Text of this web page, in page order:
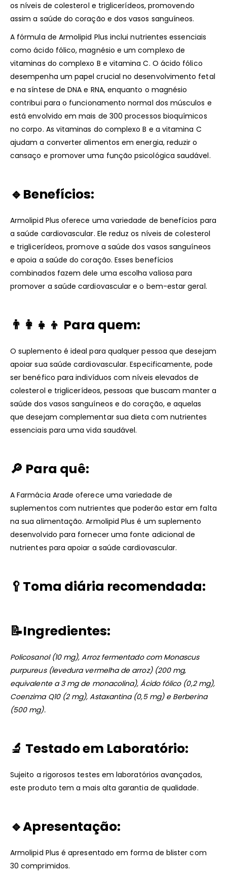
os níveis de colesterol e triglicerídeos, promovendo
assim a saúde do coração e dos vasos sanguíneos.
A fórmula de Armolipid Plus inclui nutrientes essenciais
como ácido fólico, magnésio e um complexo de
vitaminas do complexo B e vitamina C. O ácido fólico
desempenha um papel crucial no desenvolvimento fetal
e na síntese de DNA e RNA, enquanto o magnésio
contribui para o funcionamento normal dos músculos e
está envolvido em mais de 300 processos bioquímicos
no corpo. As vitaminas do complexo B e a vitamina C
ajudam a converter alimentos em energia, reduzir o
cansaço e promover uma função psicológica saudável.
🔹Benefícios:
Armolipid Plus oferece uma variedade de benefícios para
a saúde cardiovascular. Ele reduz os níveis de colesterol
e triglicerídeos, promove a saúde dos vasos sanguíneos
e apoia a saúde do coração. Esses benefícios
combinados fazem dele uma escolha valiosa para
promover a saúde cardiovascular e o bem-estar geral.
👨‍👩‍👧‍👦 Para quem:
O suplemento é ideal para qualquer pessoa que desejam
apoiar sua saúde cardiovascular. Especificamente, pode
ser benéfico para indivíduos com níveis elevados de
colesterol e triglicerídeos, pessoas que buscam manter a
saúde dos vasos sanguíneos e do coração, e aquelas
que desejam complementar sua dieta com nutrientes
essenciais para uma vida saudável.
🔎 Para quê:
A Farmácia Arade oferece uma variedade de
suplementos com nutrientes que poderão estar em falta
na sua alimentação. Armolipid Plus é um suplemento
desenvolvido para fornecer uma fonte adicional de
nutrientes para apoiar a saúde cardiovascular.
🥄Toma diária recomendada:
📝Ingredientes:
Policosanol (10 mg), Arroz fermentado com Monascus
purpureus (levedura vermelha de arroz) (200 mg,
equivalente a 3 mg de monacolina), Ácido fólico (0,2 mg),
Coenzima Q10 (2 mg), Astaxantina (0,5 mg) e Berberina
(500 mg).
🔬 Testado em Laboratório:
Sujeito a rigorosos testes em laboratórios avançados,
este produto tem a mais alta garantia de qualidade.
🔹Apresentação:
Armolipid Plus é apresentado em forma de blister com
30 comprimidos.